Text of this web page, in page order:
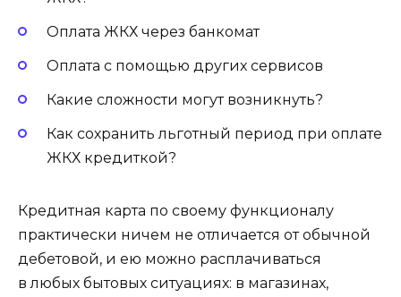
Оплата ЖКХ через банкомат
Оплата с помощью других сервисов
Какие сложности могут возникнуть?
Как сохранить льготный период при оплате
ЖКХ кредиткой?
Кредитная карта по своему функционалу
практически ничем не отличается от обычной
дебетовой, и ею можно расплачиваться
в любых бытовых ситуациях: в магазинах,